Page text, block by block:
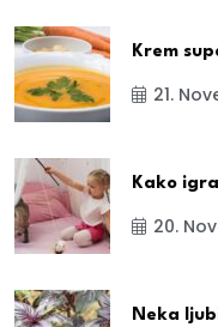
Krem
21.
Kako
20.
Neka